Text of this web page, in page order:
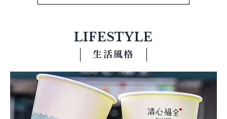
LIFESTYLE
生活風格